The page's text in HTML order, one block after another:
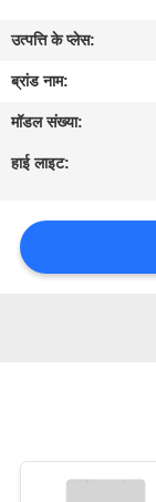
साइटमैप
PRIVACY
उत्पत्ति के प्लेस:
ब्रांड नाम:
मॉडल संख्या:
हाई लाइट: